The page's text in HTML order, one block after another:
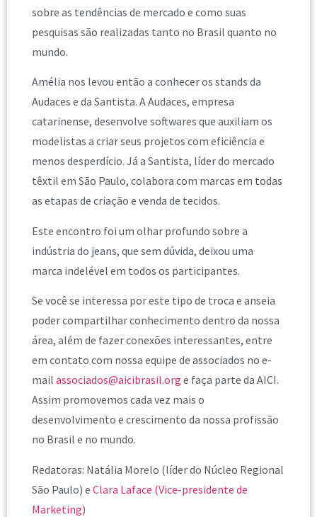
sobre as tendências de mercado e como suas
pesquisas são realizadas tanto no Brasil quanto no
mundo.
Amélia nos levou então a conhecer os stands da
Audaces e da Santista. A Audaces, empresa
catarinense, desenvolve softwares que auxiliam os
modelistas a criar seus projetos com eficiência e
menos desperdício. Já a Santista, líder do mercado
têxtil em São Paulo, colabora com marcas em todas
as etapas de criação e venda de tecidos.
Este encontro foi um olhar profundo sobre a
indústria do jeans, que sem dúvida, deixou uma
marca indelével em todos os participantes.
Se você se interessa por este tipo de troca e anseia
poder compartilhar conhecimento dentro da nossa
área, além de fazer conexões interessantes, entre
em contato com nossa equipe de associados no e-
mail associados@aicibrasil.org e faça parte da AICI.
Assim promovemos cada vez mais o
desenvolvimento e crescimento da nossa profissão
no Brasil e no mundo.
Redatoras: Natália Morelo (líder do Núcleo Regional
São Paulo) e Clara Laface (Vice-presidente de
Marketing)